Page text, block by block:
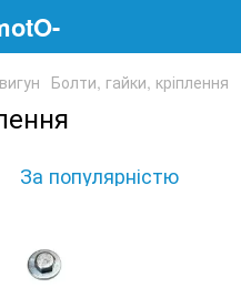
Болти, гайки, кріплення
За популярністю